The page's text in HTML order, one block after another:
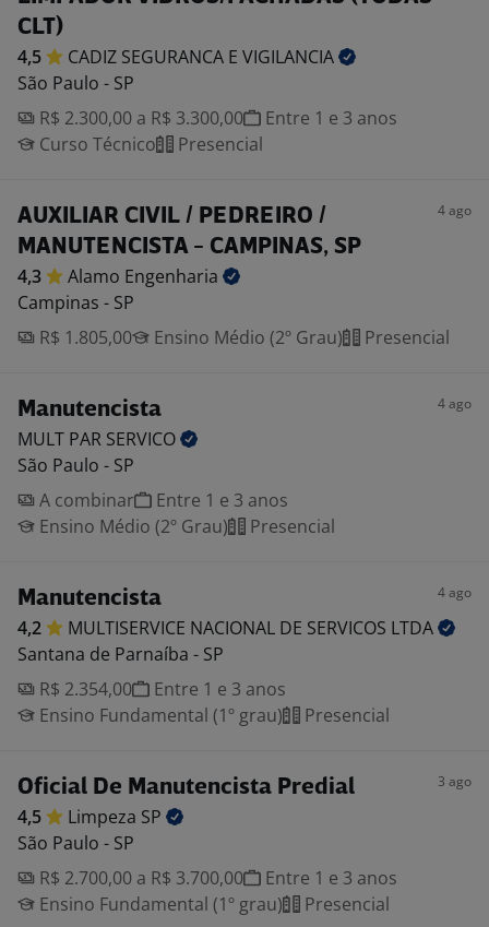
CLT)
4,5 CADIZ SEGURANCA E VIGILANCIA
São Paulo - SP
R$ 2.300,00 a R$ 3.300,00
Entre 1 e 3 anos
Curso Técnico
Presencial
AUXILIAR CIVIL / PEDREIRO /
MANUTENCISTA - CAMPINAS, SP
4 ago
4,3 Alamo Engenharia
Campinas - SP
R$ 1.805,00
Ensino Médio (2º Grau) Presencial
Manutencista 4 ago
MULT PAR SERVICO
São Paulo - SP
A combinar
Entre 1 e 3 anos
Ensino Médio (2º Grau)
Presencial
Manutencista 4 ago
4,2 MULTISERVICE NACIONAL DE SERVICOS LTDA
Santana de Parnaíba - SP
R$ 2.354,00
Entre 1 e 3 anos
Ensino Fundamental (1º grau)
Presencial
Oficial De Manutencista Predial 3 ago
4,5 Limpeza SP
São Paulo - SP
R$ 2.700,00 a R$ 3.700,00
Entre 1 e 3 anos
Ensino Fundamental (1º grau)
Presencial